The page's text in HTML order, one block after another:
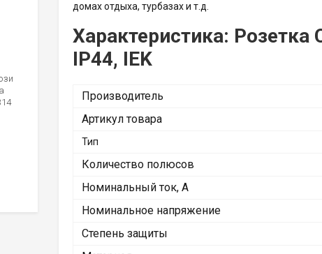
домах отдыха, турбазах и т.д.
Характеристика:
IP44, IEK
Производитель
Артикул товара
Тип
Количество полюсов
Номинальный ток, А
Номинальное напряжение
Степень защиты